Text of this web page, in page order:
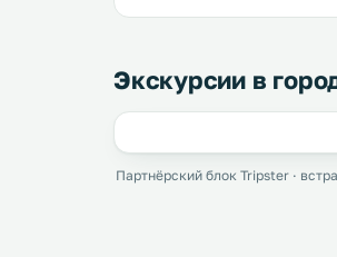
Экскурсии в
Партнёрский блок Tripster ·